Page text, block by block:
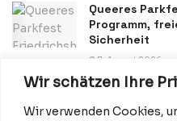
Wir schätzen Ihre
Wir verwenden Cookies,
Queeres
Programm,
Sicherheit
7. August 2026